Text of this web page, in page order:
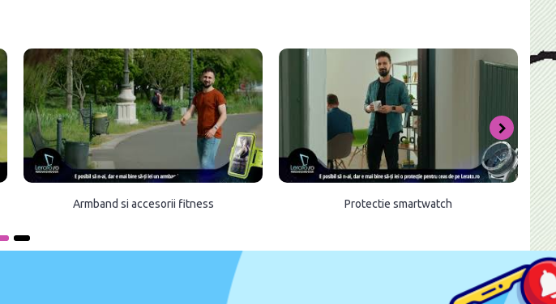
Armband si accesorii fitness Protectie smartwatch